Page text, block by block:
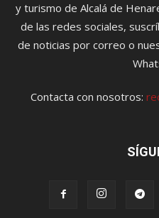
y turismo de Alcalá de
de las redes sociales,
de noticias por correo o
Contacta con nosotros: